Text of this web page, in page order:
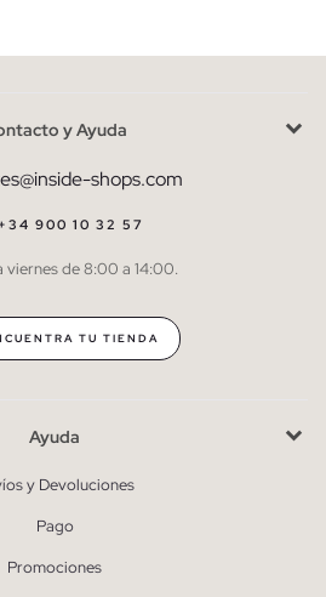
de privacidad
SUSCRIBIRME
suscripción en cualquier momento.
y Ayuda
shops.com
+34 900 10 32 57
viernes de 8:00 a 14:00.
TU TIENDA
Ayuda
y Devoluciones
Pago
Promociones